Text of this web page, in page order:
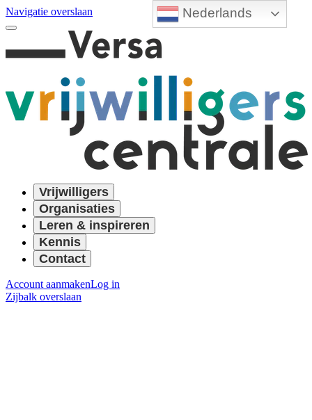
Nederlands
Navigatie overslaan
Vrijwilligers
Organisaties
Leren & inspireren
Kennis
Contact
Account aanmakenLog in
Zijbalk overslaan